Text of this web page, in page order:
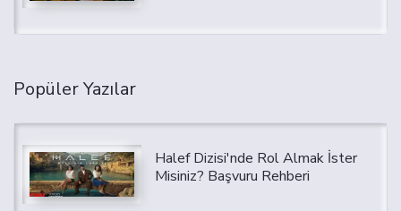
Popüler Yazılar
Halef Dizisi'nde Rol Almak İster
Misiniz? Başvuru Rehberi